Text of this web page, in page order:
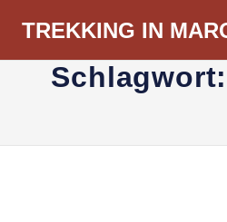
TREKKING IN
Schlagwort: